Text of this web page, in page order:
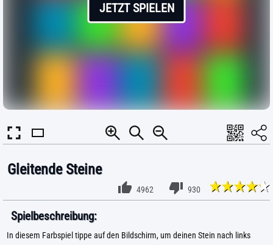
JETZT SPIELEN
Gleitende Steine
4962 930
Spielbeschreibung:
In diesem Farbspiel tippe auf den Bildschirm, um deinen Stein nach links